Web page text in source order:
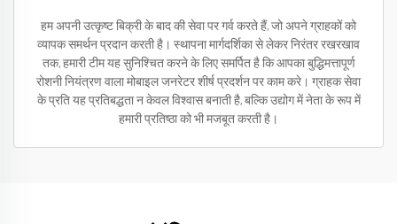
हम अपनी उत्कृष्ट बिक्री के बाद की सेवा पर गर्व करते हैं, जो अपने ग्राहकों को
व्यापक समर्थन प्रदान करती है। स्थापना मार्गदर्शिका से लेकर निरंतर रखरखाव
तक, हमारी टीम यह सुनिश्चित करने के लिए समर्पित है कि आपका बुद्धिमत्तापूर्ण
रोशनी नियंत्रण वाला मोबाइल जनरेटर शीर्ष प्रदर्शन पर काम करे। ग्राहक सेवा
के प्रति यह प्रतिबद्धता न केवल विश्वास बनाती है, बल्कि उद्योग में नेता के रूप में
हमारी प्रतिष्ठा को भी मजबूत करती है।